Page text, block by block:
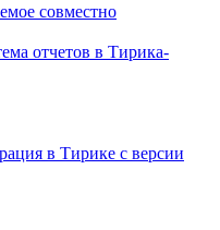
совместно
отчетов в Тирика-
в Тирике с версии